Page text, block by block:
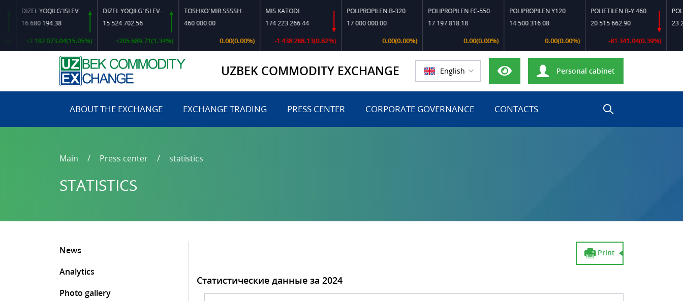
DIZEL YOQILG‘ISI EVRO L-K-4
680 194.38
+2 182 073.04(15.05%)
DIZEL YOQILG‘ISI EVRO-L II K-4 SSDF
15 524 702.56
+205 689.71(1.34%)
TOSHKO‘MIR SSSSH-13
460 000.00
0.00(0.00%)
MIS KATODI
174 223 266.44
-1 438 288.13(0.82%)
POLIPROPILEN B-320
17 000 000.00
0.00(0.00%)
POLIPROPILEN FC-550
17 197 818.18
0.00(0.00%)
POLIPROPILEN Y120
14 500 316.08
0.00(0.00%)
POLIETILEN B-Y 460
20 515 662.90
-81 341.04(0.39%)
23 214
UZBEK COMMODITY EXCHANGE English Personal cabinet
ABOUT THE EXCHANGE EXCHANGE TRADING PRESS CENTER CORPORATE GOVERNANCE CONTACTS
Main Press center statistics
STATISTICS
News
Analytics
Photo gallery
Print
Статистические данные за 2024